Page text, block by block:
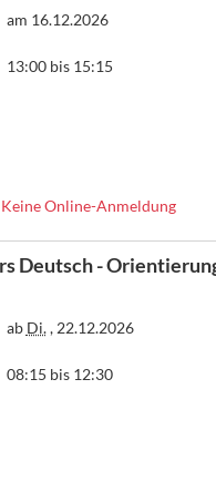
am 16.12.2026
13:00 bis 15:15
Keine Online-Anmeldung
Deutsch -
ab Di., 22.12.2026
08:15 bis 12:30